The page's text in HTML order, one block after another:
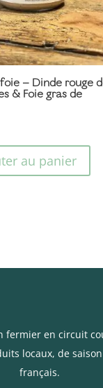
– Dinde rouge
& Foie gras de
au panier
fermier en circuit
locaux, de
français.